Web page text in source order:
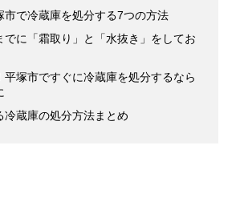
市で冷蔵庫を処分する7つの方法
でに「霜取り」と「水抜き」をしてお
平塚市ですぐに冷蔵庫を処分するなら
冷蔵庫の処分方法まとめ